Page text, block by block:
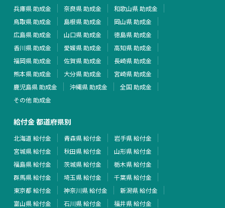
兵庫県 助成金
奈良県 助成金
和歌山県 助成金
鳥取県 助成金
島根県 助成金
岡山県 助成金
広島県 助成金
山口県 助成金
徳島県 助成金
香川県 助成金
愛媛県 助成金
高知県 助成金
福岡県 助成金
佐賀県 助成金
長崎県 助成金
熊本県 助成金
大分県 助成金
宮崎県 助成金
鹿児島県 助成金
沖縄県 助成金
全国 助成金
その他 助成金
給付金 都道府県別
北海道 給付金 青森県 給付金
岩手県 給付金
宮城県 給付金
秋田県 給付金
山形県 給付金
福島県 給付金
茨城県 給付金
栃木県 給付金
群馬県 給付金
埼玉県 給付金
千葉県 給付金
東京都 給付金
神奈川県 給付金
新潟県 給付金
富山県 給付金
石川県 給付金
福井県 給付金